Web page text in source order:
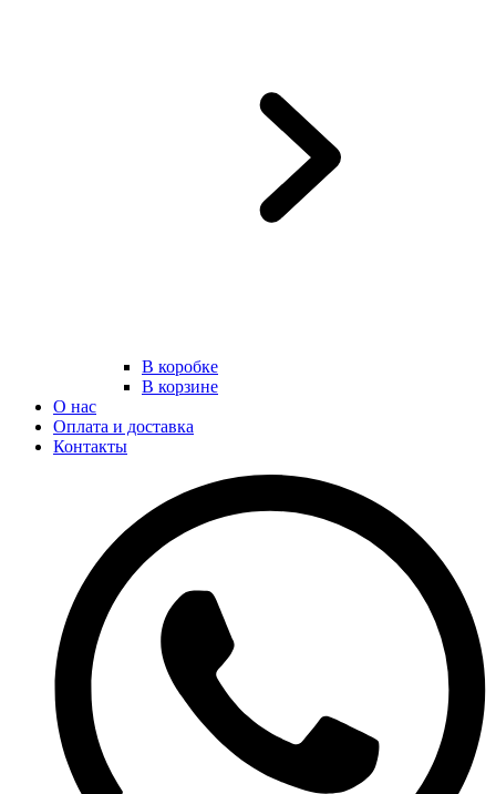
В коробке
В корзине
О нас
Оплата и доставка
Контакты